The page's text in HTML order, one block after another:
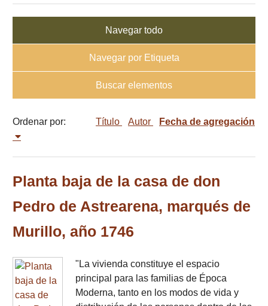
Navegar todo
Navegar por Etiqueta
Buscar elementos
Ordenar por: Título Autor Fecha de agregación
Planta baja de la casa de don
Pedro de Astrearena, marqués de
Murillo, año 1746
"La vivienda constituye el espacio
principal para las familias de Época
Moderna, tanto en los modos de vida y